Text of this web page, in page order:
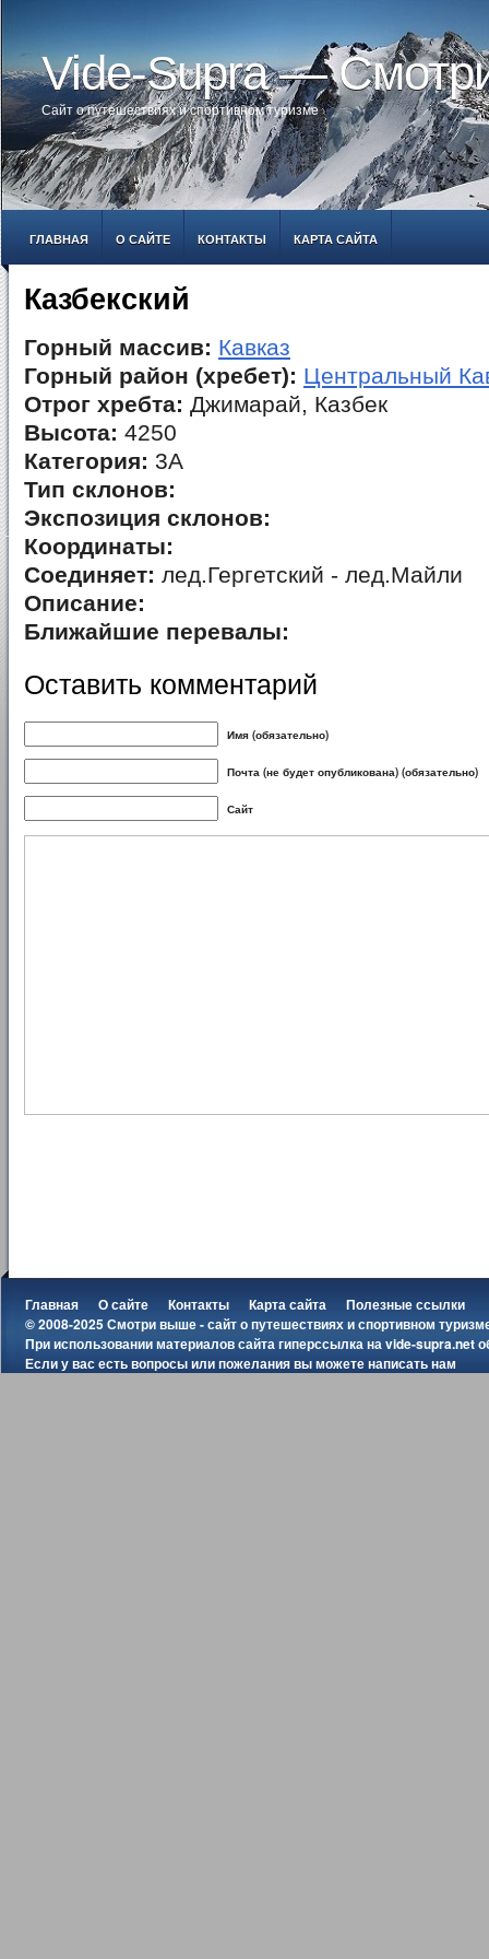
Vide-Supra —
Сайт о путешествиях и спортивном туризме
ГЛАВНАЯ О САЙТЕ КОНТАКТЫ КАРТА САЙТА
Казбекский
Горный массив: Кавказ
Горный район (хребет): Центральный
Отрог хребта: Джимарай, Казбек
Высота: 4250
Категория: 3А
Тип склонов:
Экспозиция склонов:
Координаты:
Соединяет: лед.Гергетский - лед.Майли
Описание:
Ближайшие перевалы:
Оставить комментарий
Имя (обязательно)
Почта (не будет опубликована) (обязательно)
Сайт
Главная О сайте Контакты Карта сайта
Полезные ссылки
© 2008-2025 Смотри выше - сайт о путешествиях и спортивном
При использовании материалов сайта гиперссылка наvide-supra.net
Если у вас есть вопросы или пожелания вы можетенаписать нам